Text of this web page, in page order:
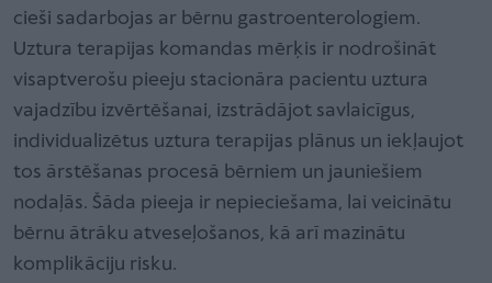
cieši sadarbojas ar bērnu gastroenterologiem.
Uztura terapijas komandas mērķis ir nodrošināt
visaptverošu pieeju stacionāra pacientu uztura
vajadzību izvērtēšanai, izstrādājot savlaicīgus,
individualizētus uztura terapijas plānus un iekļaujot
tos ārstēšanas procesā bērniem un jauniešiem
nodaļās. Šāda pieeja ir nepieciešama, lai veicinātu
bērnu ātrāku atveseļošanos, kā arī mazinātu
komplikāciju risku.